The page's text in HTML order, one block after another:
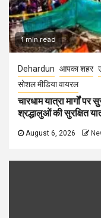
1 min read
Dehardun आपका शहर
सोशल मीडिया वायरल
चारधाम यात्रा मार्गों
श्रद्धालुओं की सुरक्षित
August 6, 2026